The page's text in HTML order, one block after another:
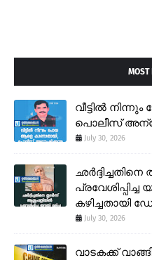
MOST
വീട്ടിൽ
പൊലീസ്
July 30, 2026
പ്രവേശിപ്പിച്ച
കഴിച്ചതായി
July 30, 2026
വാടകക്ക്